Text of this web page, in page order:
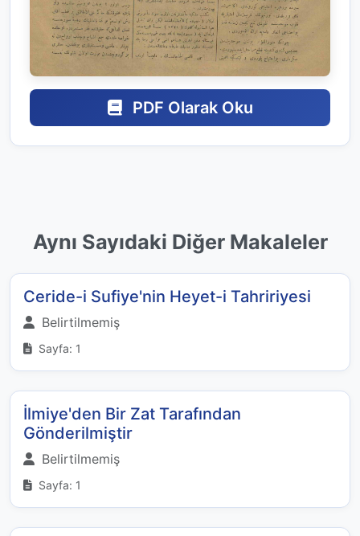
PDF Olarak Oku
Aynı Sayıdaki Diğer Makaleler
Ceride-i Sufiye'nin Heyet-i Tahririyesi
Belirtilmemiş
Sayfa: 1
İlmiye'den Bir Zat Tarafından
Gönderilmiştir
Belirtilmemiş
Sayfa: 1